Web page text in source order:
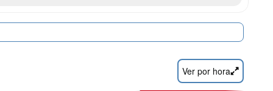
Ver por hora